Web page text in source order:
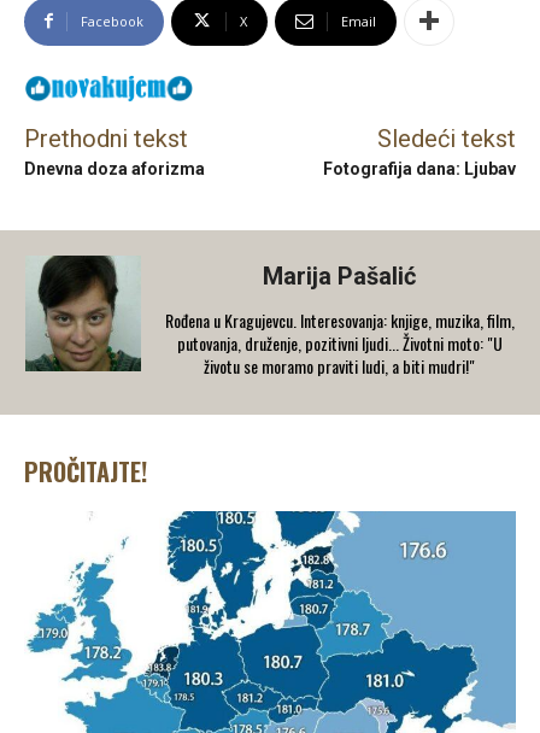
Facebook X Email
Prethodni tekst
Dnevna doza aforizma
Sledeći tekst
Fotografija dana: Ljubav
Marija Pašalić
​Rođena u Kragujevcu. Interesovanja: knjige, muzika, film,
putovanja, druženje, pozitivni ljudi... Životni moto: "U
životu se moramo praviti ludi, a biti mudri!"
PROČITAJTE!